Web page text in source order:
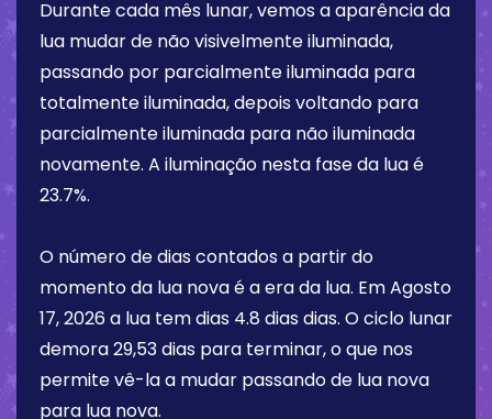
Durante cada mês lunar, vemos a aparência da
lua mudar de não visivelmente iluminada,
passando por parcialmente iluminada para
totalmente iluminada, depois voltando para
parcialmente iluminada para não iluminada
novamente. A iluminação nesta fase da lua é
23.7%.
O número de dias contados a partir do
momento da lua nova é a era da lua. EmAgosto
17, 2026 a lua tem dias 4.8 dias dias. O ciclo lunar
demora 29,53 dias para terminar, o que nos
permite vê-la a mudar passando de lua nova
para lua nova.